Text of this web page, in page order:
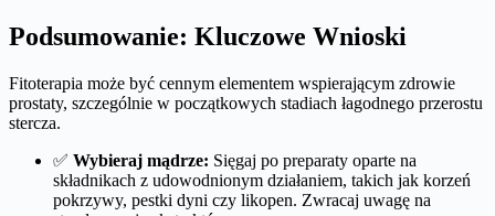
Podsumowanie: Kluczowe Wnioski
Fitoterapia może być cennym elementem wspierającym zdrowie
prostaty, szczególnie w początkowych stadiach łagodnego przerostu
stercza.
✅ Wybieraj mądrze: Sięgaj po preparaty oparte na
składnikach z udowodnionym działaniem, takich jak korzeń
pokrzywy, pestki dyni czy likopen. Zwracaj uwagę na